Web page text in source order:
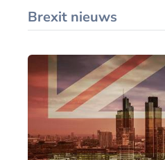
Brexit nieuws